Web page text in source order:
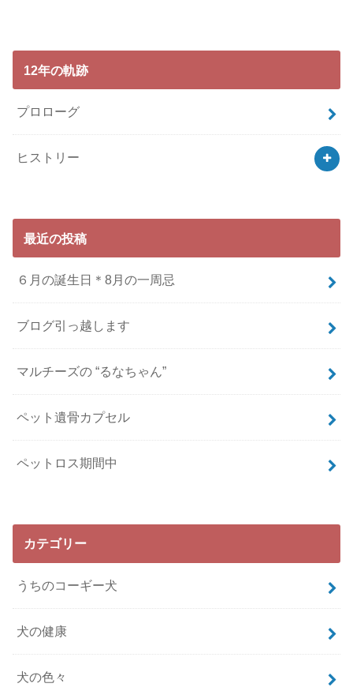
12年の軌跡
プロローグ
ヒストリー
最近の投稿
６月の誕生日＊8月の一周忌
ブログ引っ越します
マルチーズの “るなちゃん”
ペット遺骨カプセル
ペットロス期間中
カテゴリー
うちのコーギー犬
犬の健康
犬の色々